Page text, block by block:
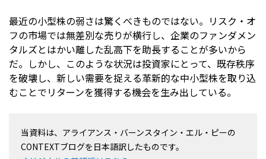
最近の小型株の弱さは驚くべきものではない。リスク・オ
フの市場では無差別な売りが横行し、企業のファンダメン
タルズとはかい離した乱高下を助長することが多いから
だ。しかし、このような状況は投資家にとって、既存秩序
を破壊し、新しい需要を捉える革新的な中小型株を取り込
むことでリターンを獲得する機会を生み出している。
当資料は、アライアンス・バーンスタイン・エル・ピーの
CONTEXTブログを日本語訳したものです。